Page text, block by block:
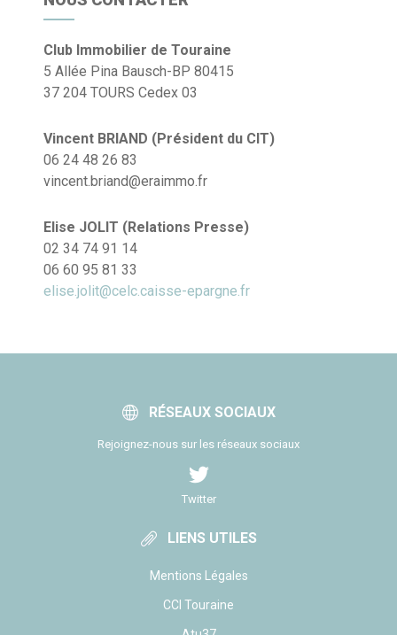
Club Immobilier de Touraine
5 Allée Pina Bausch-BP 80415
37 204 TOURS Cedex 03
Vincent BRIAND (Président du CIT)
06 24 48 26 83
vincent.briand@eraimmo.fr
Elise JOLIT (Relations Presse)
02 34 74 91 14
06 60 95 81 33
elise.jolit@celc.caisse-epargne.fr
RÉSEAUX SOCIAUX
Rejoignez-nous sur les réseaux sociaux
Twitter
LIENS UTILES
Mentions Légales
CCI Touraine